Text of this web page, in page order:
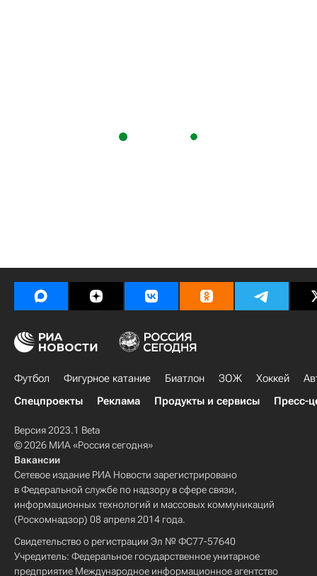
Футбол Фигурное катание Биатлон ЗОЖ Хоккей
Спецпроекты
Реклама Продукты и сервисы Пресс-
Версия 2023.1 Beta
© 2026 МИА «Россия сегодня»
Вакансии
Сетевое издание РИА Новости зарегистрировано
в Федеральной службе по надзору в сфере связи,
информационных технологий и массовых коммуникаций
(Роскомнадзор) 08 апреля 2014 года.
Свидетельство о регистрации Эл № ФС77-57640
Учредитель: Федеральное государственное унитарное
предприятие Международное информационное агентство